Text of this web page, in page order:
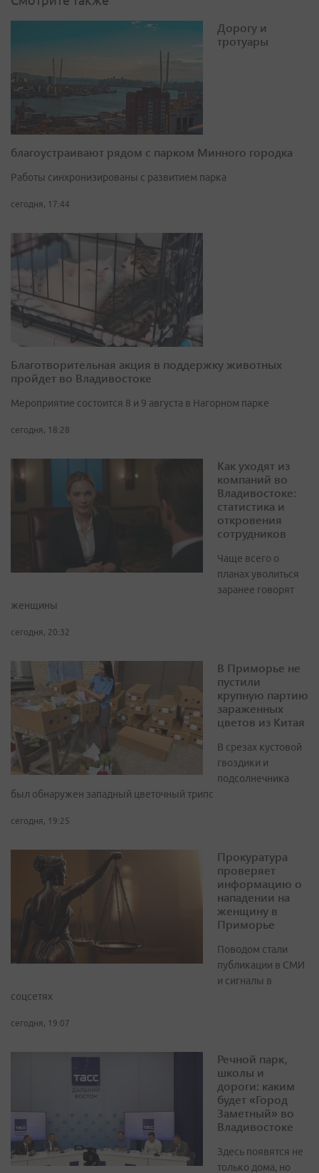
Дорогу и
тротуары
благоустраивают рядом с парком Минного городка
Работы синхронизированы с развитием парка
сегодня, 17:44
Благотворительная акция в поддержку животных
пройдет во Владивостоке
Мероприятие состоится 8 и 9 августа в Нагорном парке
сегодня, 18:28
Как уходят из
компаний во
Владивостоке:
статистика и
откровения
сотрудников
Чаще всего о
планах уволиться
заранее говорят
женщины
сегодня, 20:32
В Приморье не
пустили
крупную партию
зараженных
цветов из Китая
В срезах кустовой
гвоздики и
подсолнечника
был обнаружен западный цветочный трипс
сегодня, 19:25
Прокуратура
проверяет
информацию о
нападении на
женщину в
Приморье
Поводом стали
публикации в СМИ
и сигналы в
соцсетях
сегодня, 19:07
Речной парк,
школы и
дороги: каким
будет «Город
Заметный» во
Владивостоке
Здесь появятся не
только дома, но